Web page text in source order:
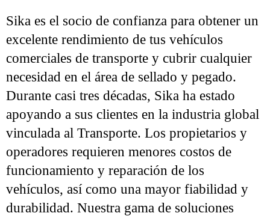
Sika es el socio de confianza para obtener un
excelente rendimiento de tus vehículos
comerciales de transporte y cubrir cualquier
necesidad en el área de sellado y pegado.
Durante casi tres décadas, Sika ha estado
apoyando a sus clientes en la industria global
vinculada al Transporte. Los propietarios y
operadores requieren menores costos de
funcionamiento y reparación de los
vehículos, así como una mayor fiabilidad y
durabilidad. Nuestra gama de soluciones